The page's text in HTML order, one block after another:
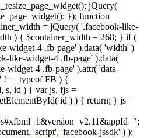
jQuery(
}); function
= jQuery( '.facebook-like-
) { $container_width = 268; } if (
widget-4 .fb-page' ).data( 'width' )
like-widget-4 .fb-page' ).data(
widget-4 .fb-page' ).attr( 'data-
!== typeof FB ) {
s, id ) { var js, fjs =
id ) ) { return; } js =
'script', 'facebook-jssdk' ) );